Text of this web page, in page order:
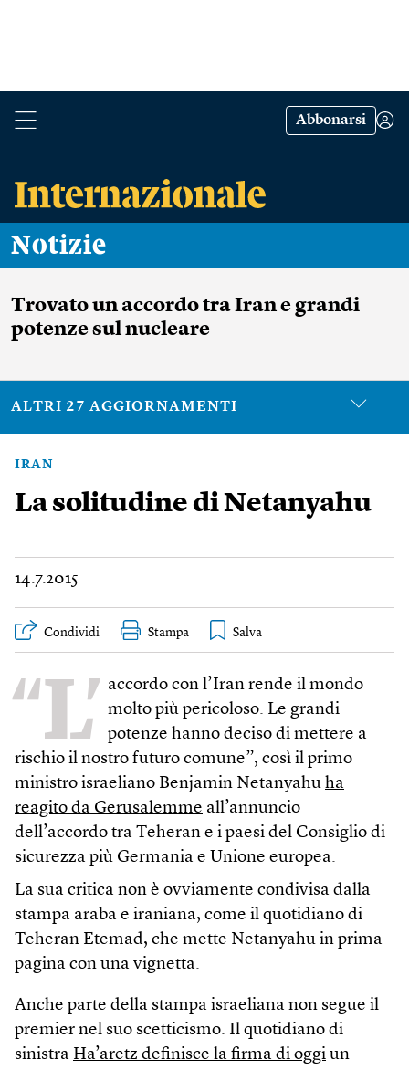
Abbonarsi
Notizie
Trovato un accordo tra Iran e grandi
potenze sul nucleare
ALTRI 27 AGGIORNAMENTI
IRAN
La solitudine di Netanyahu
14.7.2015
Condividi Stampa
“L’ accordo con l’Iran rende il mondo
molto più pericoloso. Le grandi
potenze hanno deciso di mettere a
rischio il nostro futuro comune”, così il primo
ministro israeliano Benjamin Netanyahu ha
reagito da Gerusalemme all’annuncio
dell’accordo tra Teheran e i paesi del Consiglio di
sicurezza più Germania e Unione europea.
La sua critica non è ovviamente condivisa dalla
stampa araba e iraniana, come il quotidiano di
Teheran Etemad, che mette Netanyahu in prima
pagina con una vignetta.
Anche parte della stampa israeliana non segue il
premier nel suo scetticismo. Il quotidiano di
sinistra Ha’aretz definisce la firma di oggi un